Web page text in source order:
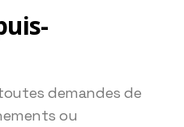
demandes de
ou